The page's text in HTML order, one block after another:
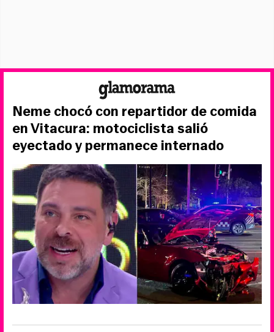
Neme chocó con repartidor de comida
en Vitacura: motociclista salió
eyectado y permanece internado